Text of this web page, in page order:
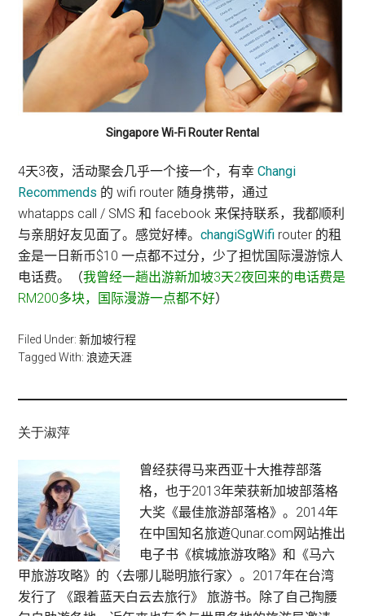
Singapore Wi-Fi Router Rental
4天3夜，活动聚会几乎一个接一个，有幸Changi
Recommends 的 wifi router 随身携带，通过
whatapps call / SMS 和 facebook 来保持联系，我都顺利
与亲朋好友见面了。感觉好棒。changiSgWifi router 的租
金是一日新币$10 一点都不过分，少了担忧国际漫游惊人
电话费。（我曾经一趟出游新加坡3天2夜回来的电话费是
RM200多块，国际漫游一点都不好）
Filed Under:新加坡行程
Tagged With:浪迹天涯
关于淑萍
曾经获得马来西亚十大推荐部落
格，也于2013年荣获新加坡部落格
大奖《最佳旅游部落格》。2014年
在中国知名旅遊Qunar.com网站推出
电子书《槟城旅游攻略》和《马六
甲旅游攻略》的〈去哪儿聪明旅行家〉。2017年在台湾
发行了 《跟着蓝天白云去旅行》 旅游书。除了自己掏腰